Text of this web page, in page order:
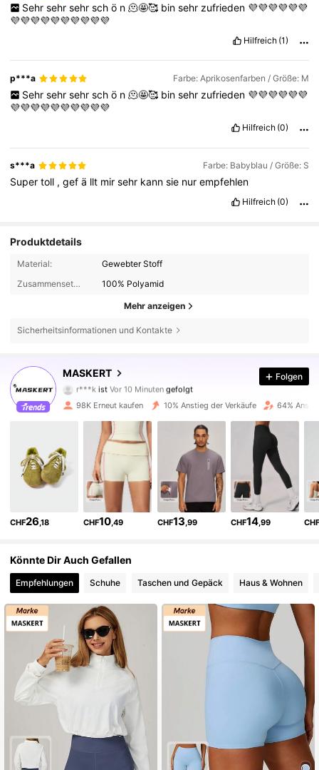
Sehr sehr sehr sch ö n 🫠🤩🥰 bin sehr zufrieden 💜💜💜💜💜💜
💜💜💜💜💜💜💜💜💜💜
Hilfreich (1)
p***a Farbe: Aprikosenfarben / Größe: M
Sehr sehr sehr sch ö n 🫠🤩🥰 bin sehr zufrieden 💜💜💜💜💜💜
💜💜💜💜💜💜💜💜💜💜
Hilfreich (0)
s***a Farbe: Babyblau / Größe: S
Supertoll ,gefä llt mirsehr kannsie nurempfehlen
Hilfreich (0)
Produktdetails
Material:
Gewebter Stoff
Zusammensetzung:
100% Polyamid
Mehr anzeigen
Sicherheitsinformationen und Kontakte
MASKERT
r***kist Vor 10 Minuten
p***5ist am Durchsuchen
4,87
289K Follower
289K Follower
4,87 289K Follower
4,87 289K Follower
4,87 289K Follower
4,87 289K Follower
289K Follower
289K Follower
Folgen
98K Erneut kaufen 10% Anstieg der Verkäufe 64%
CHF26,18 CHF10,49 CHF13,99 CHF14,99 CHF
Könnte Dir Auch Gefallen
Empfehlungen Schuhe Taschen und Gepäck Haus & Wohnen